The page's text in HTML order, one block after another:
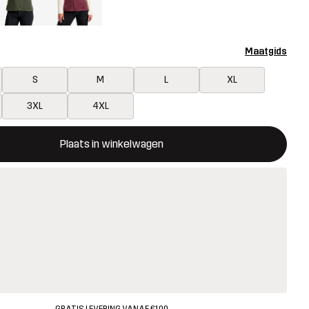
Maatgids
S M L XL
3XL 4XL
Plaats in winkelwagen
een modal met de bevestiging van een nieuw item in het